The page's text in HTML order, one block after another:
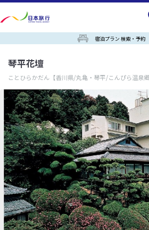
宿泊プラン 検索・予約
琴平花壇
ことひらかだん 【香川県/丸亀・琴平/こんぴら温泉郷